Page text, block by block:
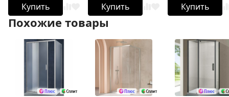
Купить Купить Купить
Похожие товары